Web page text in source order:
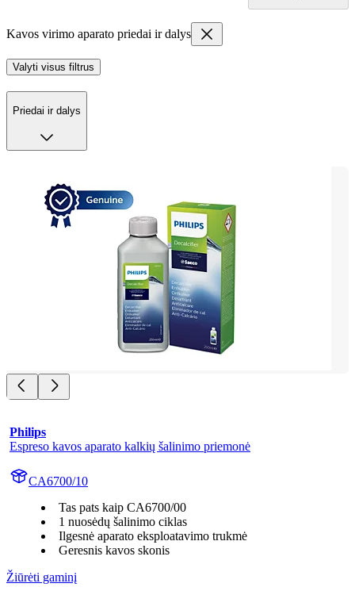
Kavos virimo aparato priedai ir dalys
Valyti visus filtrus
Priedai ir dalys
Philips
Espreso kavos aparato kalkių šalinimo priemonė
CA6700/10
Tas pats kaip CA6700/00
1 nuosėdų šalinimo ciklas
Ilgesnė aparato eksploatavimo trukmė
Geresnis kavos skonis
Žiūrėti gaminį